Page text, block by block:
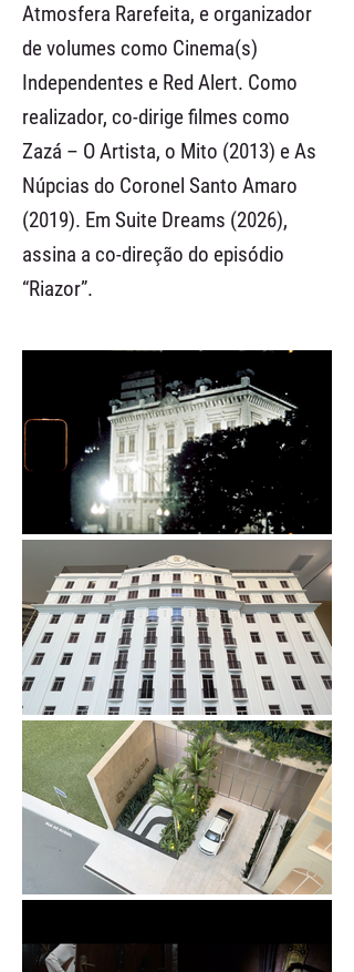
Atmosfera Rarefeita, e organizador
de volumes como Cinema(s)
Independentes e Red Alert. Como
realizador, co-dirige filmes como
Zazá – O Artista, o Mito (2013) e As
Núpcias do Coronel Santo Amaro
(2019). Em Suite Dreams (2026),
assina a co-direção do episódio
“Riazor”.